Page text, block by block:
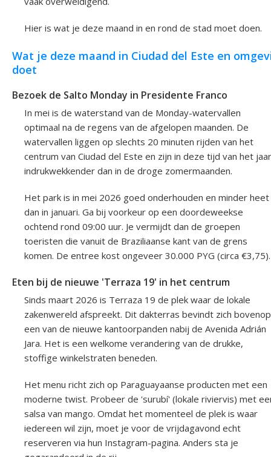
Hier is wat je deze maand in en rond de stad moet doen.
Wat je deze maand in Ciudad del Este en
doet
Bezoek de Salto Monday in Presidente Franco
In mei is de waterstand van de Monday-watervallen
optimaal na de regens van de afgelopen maanden. De
watervallen liggen op slechts 20 minuten rijden van het
centrum van Ciudad del Este en zijn in deze tijd van het jaar
indrukwekkender dan in de droge zomermaanden.
Het park is in mei 2026 goed onderhouden en minder heet
dan in januari. Ga bij voorkeur op een doordeweekse
ochtend rond 09:00 uur. Je vermijdt dan de groepen
toeristen die vanuit de Braziliaanse kant van de grens
komen. De entree kost ongeveer 30.000 PYG (circa €3,75).
Eten bij de nieuwe 'Terraza 19' in het centrum
Sinds maart 2026 is Terraza 19 de plek waar de lokale
zakenwereld afspreekt. Dit dakterras bevindt zich bovenop
een van de nieuwe kantoorpanden nabij de Avenida Adrián
Jara. Het is een welkome verandering van de drukke,
stoffige winkelstraten beneden.
Het menu richt zich op Paraguayaanse producten met een
moderne twist. Probeer de 'surubí' (lokale riviervis) met
salsa van mango. Omdat het momenteel de plek is waar
iedereen wil zijn, moet je voor de vrijdagavond echt
reserveren via hun Instagram-pagina. Anders sta je